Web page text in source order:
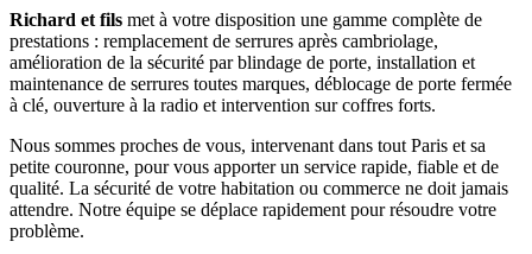
Richard et fils met à votre disposition une gamme complète de
prestations : remplacement de serrures après cambriolage,
amélioration de la sécurité par blindage de porte, installation et
maintenance de serrures toutes marques, déblocage de porte fermée
à clé, ouverture à la radio et intervention sur coffres forts.
Nous sommes proches de vous, intervenant dans tout Paris et sa
petite couronne, pour vous apporter un service rapide, fiable et de
qualité. La sécurité de votre habitation ou commerce ne doit jamais
attendre. Notre équipe se déplace rapidement pour résoudre votre
problème.